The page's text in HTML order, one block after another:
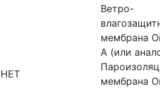
НЕТ
Ветро-
мембрана
А (или
мембрана